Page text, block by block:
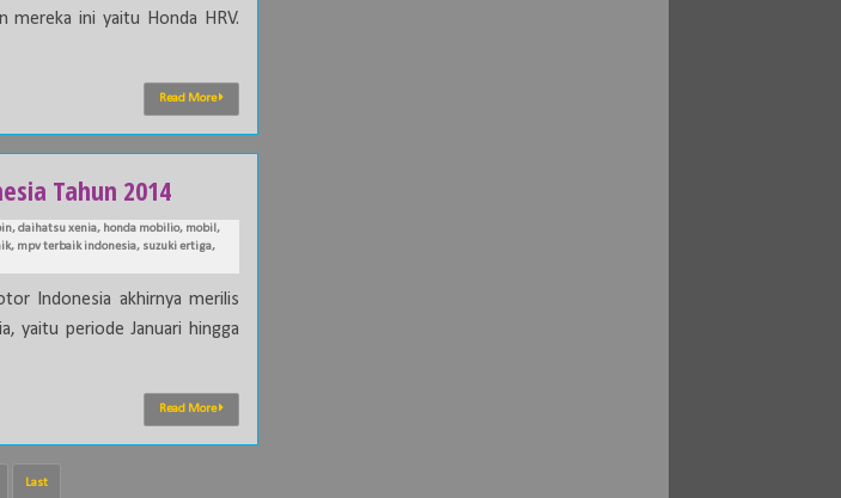
mereka ini yaitu Honda HRV.
Read More
Tahun 2014
,daihatsu xenia, honda mobilio, mobil ,
, mpv terbaik indonesia, suzuki ertiga,
Indonesia akhirnya merilis
yaitu periode Januari hingga
Read More
Last